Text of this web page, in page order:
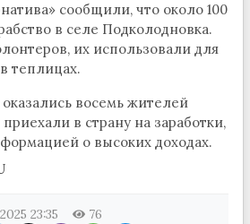
сообщили, что около 100
в селе Подколодновка.
их использовали для
теплицах.
восемь жителей
в страну на заработки,
о высоких доходах.
23:35 76